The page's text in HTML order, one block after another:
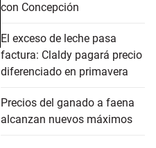
con Concepción
El exceso de leche pasa
factura: Claldy pagará precio
diferenciado en primavera
Precios del ganado a faena
alcanzan nuevos máximos